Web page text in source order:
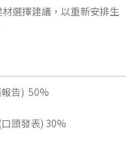
選擇建議，以重新安排生
告) 50%
頭發表) 30%